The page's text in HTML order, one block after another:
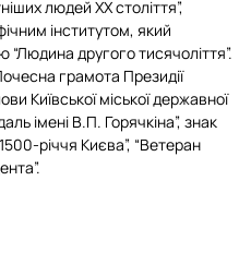
людей ХХ століття”,
інститутом, який
другого тисячоліття”.
грамота Президії
Київської міської державної
імені В.П. Горячкіна”, знак
річчя Києва”, “Ветеран